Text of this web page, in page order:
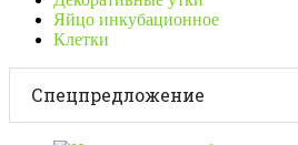
Яйцо инкубационное
Клетки
Спецпредложение